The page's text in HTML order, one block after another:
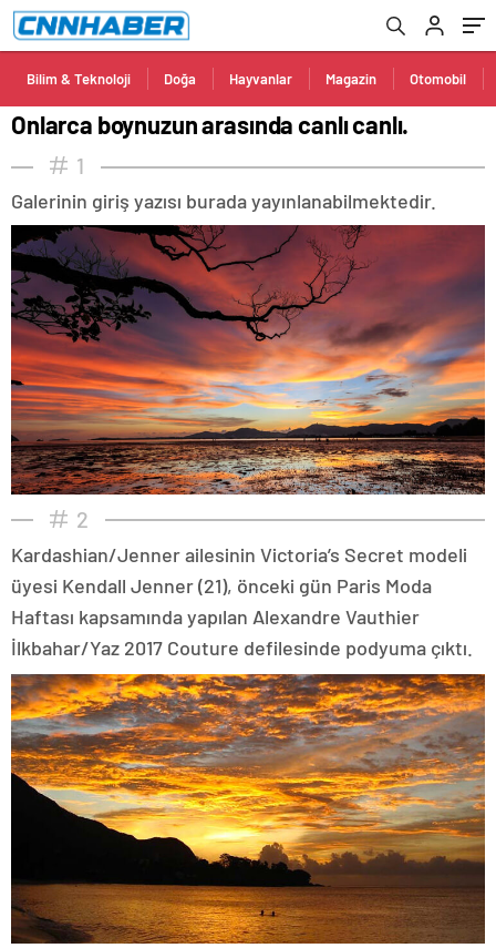
Bilim & Teknoloji Doğa Hayvanlar Magazin Otomobil
Onlarca boynuzun arasında canlı canlı.
1
Galerinin giriş yazısı burada yayınlanabilmektedir.
2
Kardashian/Jenner ailesinin Victoria’s Secret modeli
üyesi Kendall Jenner (21), önceki gün Paris Moda
Haftası kapsamında yapılan Alexandre Vauthier
İlkbahar/Yaz 2017 Couture defilesinde podyuma çıktı.